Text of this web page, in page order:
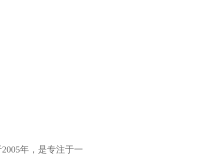
年，是专注于一